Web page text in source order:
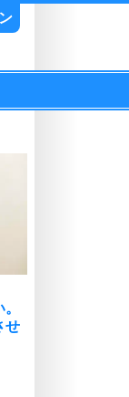
せ